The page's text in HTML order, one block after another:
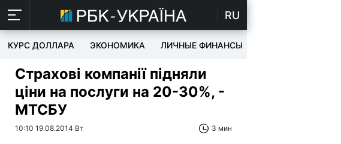
RU
КУРС ДОЛЛАРА ЭКОНОМИКА ЛИЧНЫЕ ФИНАНСЫ
Страхові компанії підняли
ціни на послуги на 20-30%, -
МТСБУ
10:10 19.08.2014 Вт 3 мин